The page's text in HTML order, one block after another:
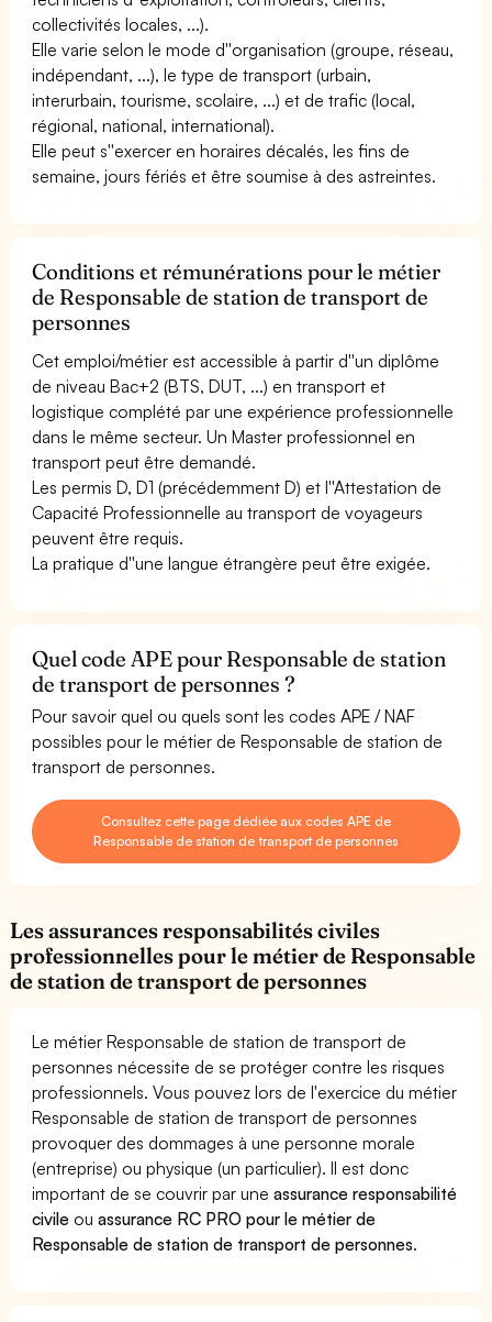
collectivités locales, ...).
Elle varie selon le mode d''organisation (groupe, réseau,
indépendant, ...), le type de transport (urbain,
interurbain, tourisme, scolaire, ...) et de trafic (local,
régional, national, international).
Elle peut s''exercer en horaires décalés, les fins de
semaine, jours fériés et être soumise à des astreintes.
Conditions et rémunérations pour le métier
de Responsable de station de transport de
personnes
Cet emploi/métier est accessible à partir d''un diplôme
de niveau Bac+2 (BTS, DUT, ...) en transport et
logistique complété par une expérience professionnelle
dans le même secteur. Un Master professionnel en
transport peut être demandé.
Les permis D, D1 (précédemment D) et l''Attestation de
Capacité Professionnelle au transport de voyageurs
peuvent être requis.
La pratique d''une langue étrangère peut être exigée.
Quel code APE pour Responsable de station
de transport de personnes ?
Pour savoir quel ou quels sont les codes APE / NAF
possibles pour le métier de Responsable de station de
transport de personnes.
Consultez cette page dédiée aux codes APE de
Responsable de station de transport de personnes
Les assurances responsabilités civiles
professionnelles pour le métier de Responsable
de station de transport de personnes
Le métier Responsable de station de transport de
personnes nécessite de se protéger contre les risques
professionnels. Vous pouvez lors de l'exercice du métier
Responsable de station de transport de personnes
provoquer des dommages à une personne morale
(entreprise) ou physique (un particulier). Il est donc
important de se couvrir par uneassurance responsabilité
civile ouassurance RC PRO pour le métier de
Responsable de station de transport de personnes.